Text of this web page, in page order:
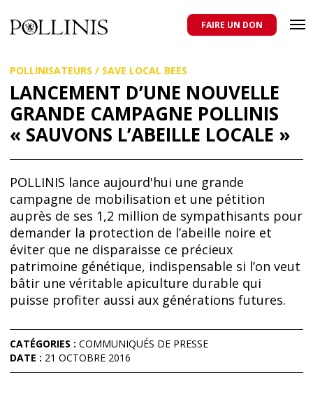
au
contenu
principal
domestiques et sauvages, et pour une agriculture qui respecte tous
les pollinisateurs
FAIRE UN DON
POLLINISATEURS / SAVE LOCAL BEES
LANCEMENT D’UNE NOUVELLE
GRANDE CAMPAGNE POLLINIS
« SAUVONS L’ABEILLE LOCALE »
POLLINIS lance aujourd'hui une grande
campagne de mobilisation et une pétition
auprès de ses 1,2 million de sympathisants pour
demander la protection de l’abeille noire et
éviter que ne disparaisse ce précieux
patrimoine génétique, indispensable si l’on veut
bâtir une véritable apiculture durable qui
puisse profiter aussi aux générations futures.
CATÉGORIES : COMMUNIQUÉS DE PRESSE
DATE : 21 OCTOBRE 2016